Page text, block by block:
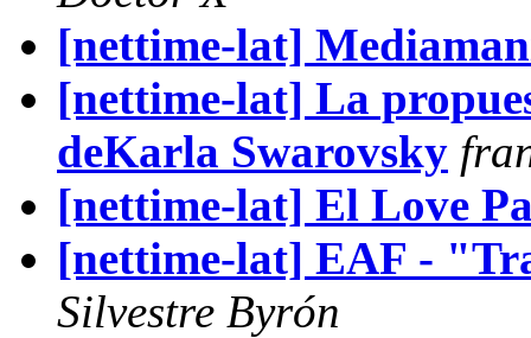
[nettime-lat]
[nettime-lat] La
deKarla Swarovsky
[nettime-lat] El Love
[nettime-lat] EAF -
Silvestre Byrón